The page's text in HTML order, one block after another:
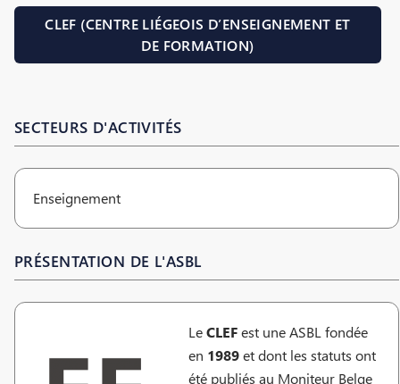
CLEF (CENTRE LIÉGEOIS D’ENSEIGNEMENT ET
DE FORMATION)
SECTEURS D'ACTIVITÉS
Enseignement
PRÉSENTATION DE L'ASBL
LeCLEFest une ASBL fondée
en 1989et dont les statuts ont
été publiés au Moniteur Belge